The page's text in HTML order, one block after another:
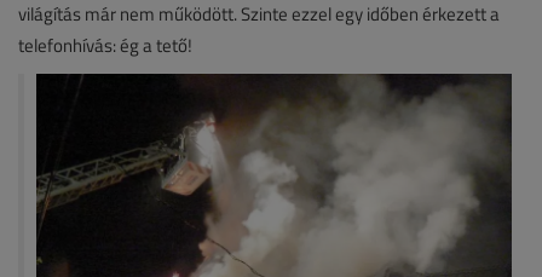
világítás már nem működött. Szinte ezzel egy időben érkezett a
telefonhívás: ég a tető!